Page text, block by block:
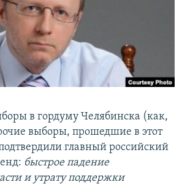
РАССЫЛКУ
РС
в гордуму Челябинска (как,
выборы, прошедшие в этот
главный российский
быстрое падение
и утрату поддержки